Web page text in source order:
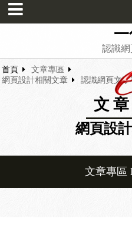
認識網
首頁
文章專區
網頁設計相關文章
認識網頁文字
文
網頁設
文章專區